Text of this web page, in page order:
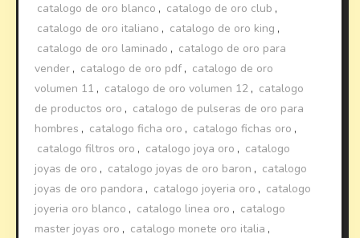
catalogo de oro blanco , catalogo de oro club ,
catalogo de oro italiano , catalogo de oro king ,
catalogo de oro laminado , catalogo de oro para
vender , catalogo de oro pdf , catalogo de oro
volumen 11 , catalogo de oro volumen 12 , catalogo
de productos oro , catalogo de pulseras de oro para
hombres , catalogo ficha oro , catalogo fichas oro ,
catalogo filtros oro , catalogo joya oro , catalogo
joyas de oro , catalogo joyas de oro baron , catalogo
joyas de oro pandora , catalogo joyeria oro , catalogo
joyeria oro blanco , catalogo linea oro , catalogo
master joyas oro , catalogo monete oro italia ,